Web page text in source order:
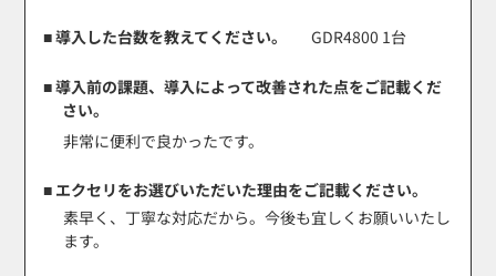
■ 導入した台数を教えてください。 GDR4800 1台
■ 導入前の課題、導入によって改善された点をご記載くだ
さい。
非常に便利で良かったです。
■ エクセリをお選びいただいた理由をご記載ください。
素早く、丁寧な対応だから。今後も宜しくお願いいたし
ます。